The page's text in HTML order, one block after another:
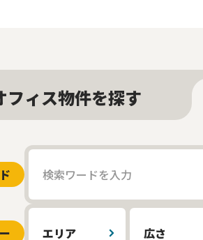
フィス物件を探す
エリア 広さ